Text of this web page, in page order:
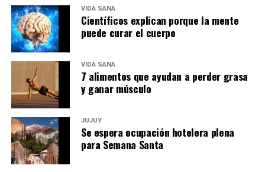
VIDA SANA
Científicos explican porque la mente
puede curar el cuerpo
VIDA SANA
7 alimentos que ayudan a perder grasa
y ganar músculo
JUJUY
Se espera ocupación hotelera plena
para Semana Santa